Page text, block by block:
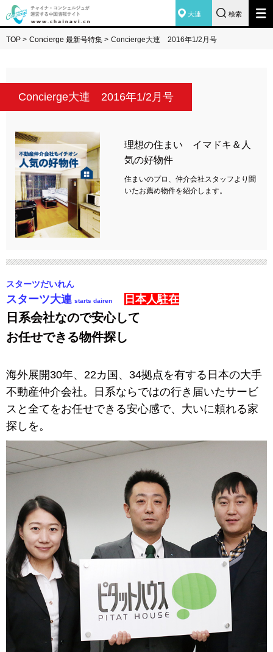
大連 検索
TOP > Concierge 最新号特集 > Concierge大連 2016年1/2月号
Concierge大連 2016年1/2月号
理想の住まい イマドキ＆人
気の好物件
住まいのプロ、仲介会社スタッフより聞
いたお薦め物件を紹介します。
スターツだいれん
スターツ大連 starts dairen 日本人駐在
日系会社なので安心して
お任せできる物件探し
海外展開30年、22カ国、34拠点を有する日本の大手
不動産仲介会社。日系ならではの行き届いたサービ
スと全てをお任せできる安心感で、大いに頼れる家
探しを。